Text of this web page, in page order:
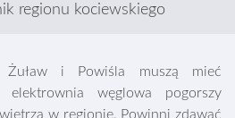
regionu kociewskiego
Żuław i Powiśla muszą mieć
węglowa pogorszy
w regionie. Powinni zdawać